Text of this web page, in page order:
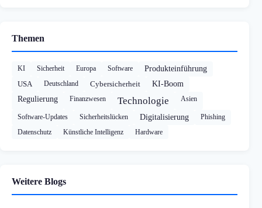
Themen
KI Sicherheit Europa Software
Produkteinführung
USA
Deutschland Cybersicherheit
KI-Boom
Regulierung
Finanzwesen Technologie Asien
Software-Updates Sicherheitslücken Digitalisierung
Phishing
Datenschutz
Künstliche Intelligenz Hardware
Weitere Blogs